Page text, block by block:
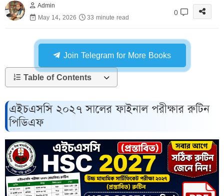
Admin
May 14, 2026
33 minute read 0
Join Telegram for More Books
Table of Contents
এইচএসসি ২০২৭ সালের ফাইনাল পরীক্ষার রুটিন
পিডিএফ